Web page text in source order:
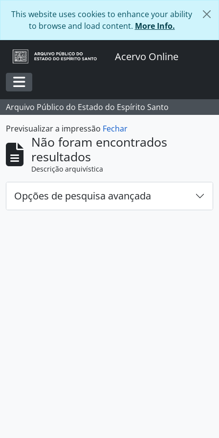
This website uses cookies to enhance your ability
to browse and load content. More Info.
Acervo Online
Toggle navigation
Arquivo Público do Estado do Espírito Santo
Previsualizar a impressão Fechar
Não foram encontrados
resultados
Descrição arquivística
Opções de pesquisa avançada